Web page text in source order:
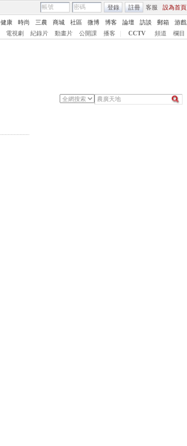
客服 設為首頁
登錄 註冊
健康 時尚 三農 商城 社區 微博 博客 論壇 訪談 郵箱
游戲
電視劇 紀錄片 動畫片 公開課 播客 CCTV 頻道 欄目